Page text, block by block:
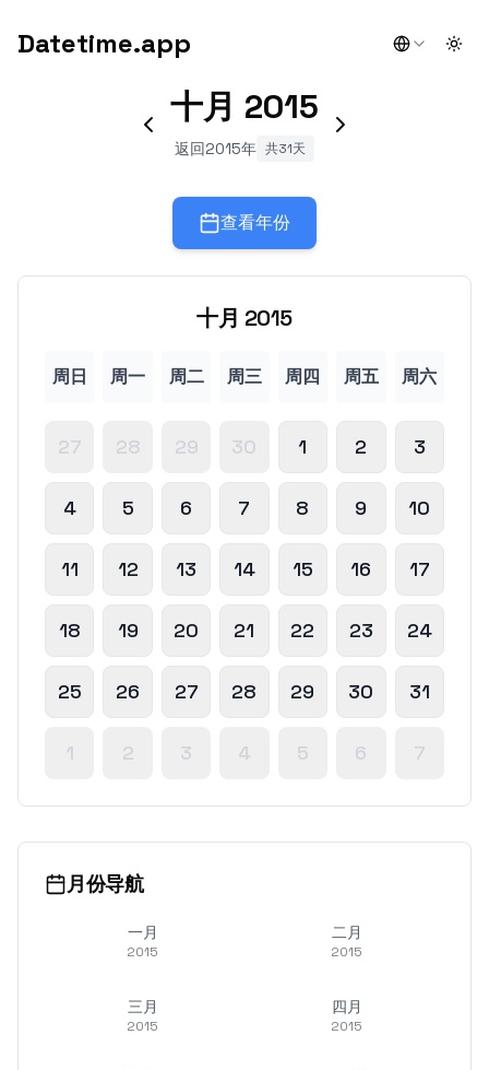
Datetime.app
十月 2015
返回2015年 共31天
查看年份
十月 2015
周日 周一 周二 周三 周四 周五 周六
27 28 29 30 1 2 3
4 5 6 7 8 9 10
11 12 13 14 15 16 17
18 19 20 21 22 23 24
25 26 27 28 29 30 31
1 2 3 4 5 6 7
月份导航
一月
2015
二月
2015
三月
2015
四月
2015